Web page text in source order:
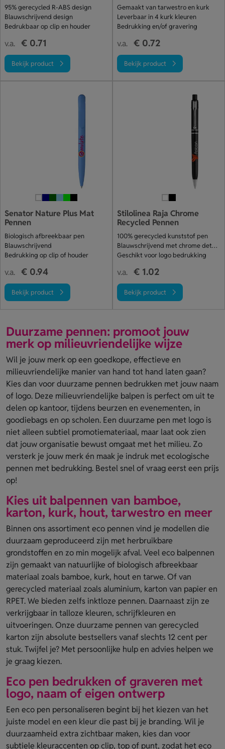
95% gerecycled R-ABS design
Blauwschrijvend design
Bedrukbaar op clip en houder
v.a. € 0.71
Bekijk product
Gemaakt van tarwestro en kurk
Leverbaar in 4 kurk kleuren
Bedrukking en/of gravering
v.a. € 0.72
Bekijk product
Senator Nature Plus Mat
Pennen
Biologisch afbreekbaar pen
Blauwschrijvend
Bedrukking op clip of houder
v.a. € 0.94
Bekijk product
Stilolinea Raja Chrome
Recycled Pennen
100% gerecycled kunststof pen
Blauwschrijvend met chrome details
Geschikt voor logo bedrukking
v.a. € 1.02
Bekijk product
Duurzame pennen: promoot jouw
merk op milieuvriendelijke wijze
Wil je jouw merk op een goedkope, effectieve en
milieuvriendelijke manier van hand tot hand laten gaan?
Kies dan voor duurzame pennen bedrukken met jouw naam
of logo. Deze milieuvriendelijke balpen is perfect om uit te
delen op kantoor, tijdens beurzen en evenementen, in
goodiebags en op scholen. Een duurzame pen met logo is
niet alleen subtiel promotiemateriaal, maar laat ook zien
dat jouw organisatie bewust omgaat met het milieu. Zo
versterk je jouw merk én maak je indruk met ecologische
pennen met bedrukking. Bestel snel of vraag eerst een prijs
op!
Kies uit balpennen van bamboe,
karton, kurk, hout, tarwestro en meer
Binnen ons assortiment eco pennen vind je modellen die
duurzaam geproduceerd zijn met herbruikbare
grondstoffen en zo min mogelijk afval. Veel eco balpennen
zijn gemaakt van natuurlijke of biologisch afbreekbaar
materiaal zoals bamboe, kurk, hout en tarwe. Of van
gerecycled materiaal zoals aluminium, karton van papier en
RPET. We bieden zelfs inktloze pennen. Daarnaast zijn ze
verkrijgbaar in talloze kleuren, schrijfkleuren en
uitvoeringen. Onze duurzame pennen van gerecycled
karton zijn absolute bestsellers vanaf slechts 12 cent per
stuk. Twijfel je? Met persoonlijke hulp en advies helpen we
je graag kiezen.
Eco pen bedrukken of graveren met
logo, naam of eigen ontwerp
Een eco pen personaliseren begint bij het kiezen van het
juiste model en een kleur die past bij je branding. Wil je
duurzaamheid extra zichtbaar maken, kies dan voor
subtiele kleuraccenten op clip, top of punt, zodat het eco